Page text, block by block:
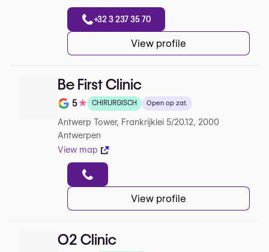
+32 3 237 35 70
View profile
Be First Clinic
Note de 5 sur 5 sur Google
5★ CHIRURGISCH Open op zat.
Antwerp Tower, Frankrijklei 5/20.12, 2000
Antwerpen
View map
View profile
O2 Clinic